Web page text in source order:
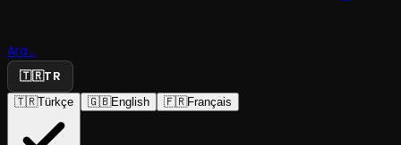
Ara...
🇹🇷TR
🇹🇷Türkçe 🇬🇧English 🇫🇷Français